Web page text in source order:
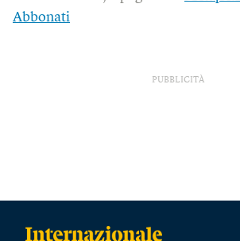
Abbonati
PUBBLICITÀ